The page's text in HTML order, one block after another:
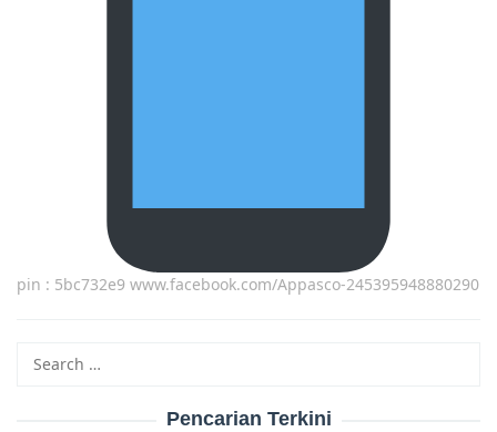
pin : 5bc732e9 www.facebook.com/Appasco-245395948880290
Pencarian Terkini